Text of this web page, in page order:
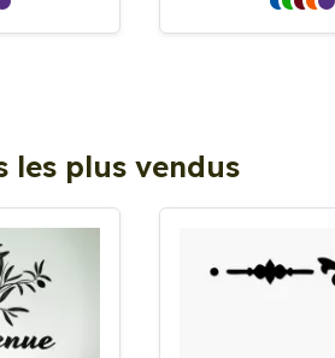
les plus vendus